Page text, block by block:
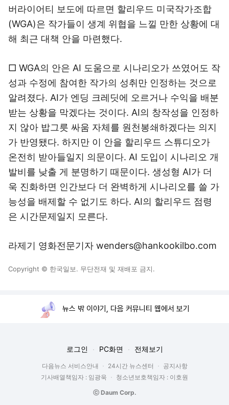
버라이어티 보도에 따르면 할리우드 미국작가조합
(WGA)은 작가들이 생계 위협을 느낄 만한 상황에 대
해 최근 대책 안을 마련했다.
□ WGA의 안은 AI 도움으로 시나리오가 쓰였어도 작
성과 수정에 참여한 작가의 성취만 인정하는 것으로
알려졌다. AI가 엔딩 크레딧에 오르거나 수익을 배분
받는 상황을 막겠다는 것이다. AI의 창작성을 인정하
지 않아 밥그릇 싸움 자체를 원천봉쇄하겠다는 의지
가 반영됐다. 하지만 이 안을 할리우드 스튜디오가
온전히 받아들일지 의문이다. AI 도입이 시나리오 개
발비를 낮출 게 분명하기 때문이다. 생성형 AI가 더
욱 진화하면 인간보다 더 완벽하게 시나리오를 쓸 가
능성을 배제할 수 없기도 하다. AI의 할리우드 점령
은 시간문제일지 모른다.
라제기 영화전문기자 wenders@hankookilbo.com
Copyright © 한국일보. 무단전재 및 재배포 금지.
뉴스 밖 이야기, 다음 커뮤니티 웹에서 보기
로그인 PC화면 전체보기
다음뉴스 서비스안내 24시간 뉴스센터
공지사항
기사배열책임자 : 임광욱
청소년보호책임자 : 이호원
ⓒ Daum Corp.